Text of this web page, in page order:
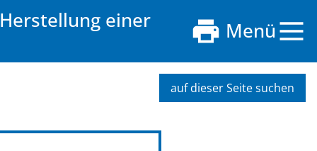
einer
Menü
auf dieser Seite suchen